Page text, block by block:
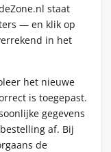
staat
— en klik op
in het
het nieuwe
is toegepast.
gegevens
af. Bij
de